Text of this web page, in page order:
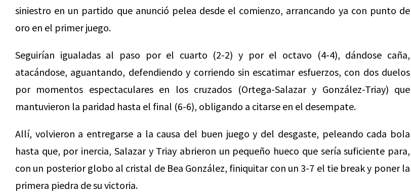
siniestro en un partido que anunció pelea desde el comienzo, arrancando ya con punto de
oro en el primer juego.
Seguirían igualadas al paso por el cuarto (2-2) y por el octavo (4-4), dándose caña,
atacándose, aguantando, defendiendo y corriendo sin escatimar esfuerzos, con dos duelos
por momentos espectaculares en los cruzados (Ortega-Salazar y González-Triay) que
mantuvieron la paridad hasta el final (6-6), obligando a citarse en el desempate.
Allí, volvieron a entregarse a la causa del buen juego y del desgaste, peleando cada bola
hasta que, por inercia, Salazar y Triay abrieron un pequeño hueco que sería suficiente para,
con un posterior globo al cristal de Bea González, finiquitar con un 3-7 el tie break y poner la
primera piedra de su victoria.